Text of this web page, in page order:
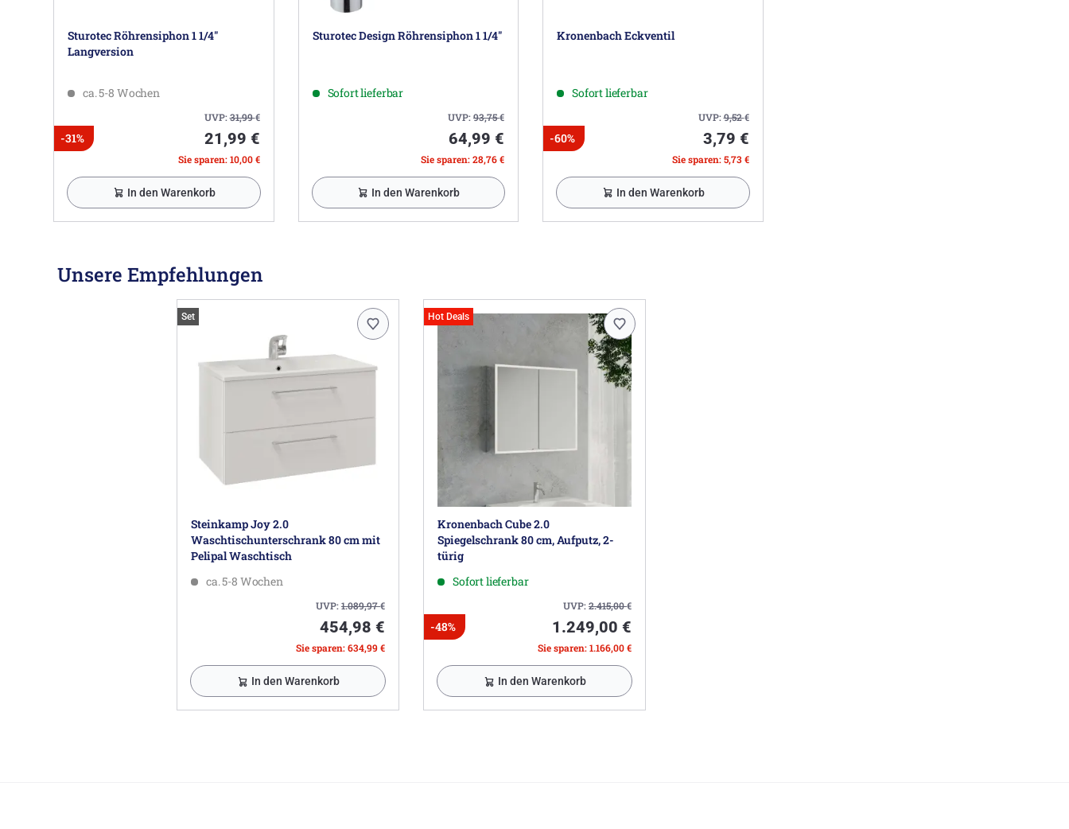
Sturotec Röhrensiphon 1 1/4"
Langversion
ca. 5-8 Wochen
UVP:31,99€
-31% 21,99 €
Sie sparen: 10,00 €
In den Warenkorb
Sturotec Design Röhrensiphon 1 1/4"
Sofort lieferbar
UVP:93,75€
64,99 €
Sie sparen: 28,76 €
In den Warenkorb
Kronenbach Eckventil
Sofort lieferbar
UVP:9,52€
-60% 3,79 €
Sie sparen: 5,73 €
In den Warenkorb
Unsere Empfehlungen
Set
Steinkamp Joy 2.0
Waschtischunterschrank 80 cm mit
Pelipal Waschtisch
ca. 5-8 Wochen
UVP:1.089,97€
454,98 €
Sie sparen: 634,99 €
In den Warenkorb
Hot Deals
Kronenbach Cube 2.0
Spiegelschrank 80 cm, Aufputz, 2-
türig
Sofort lieferbar
UVP:2.415,00€
-48% 1.249,00 €
Sie sparen: 1.166,00 €
In den Warenkorb